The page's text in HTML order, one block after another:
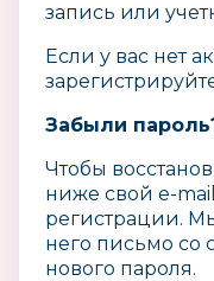
запись или
Если у вас нет
Забыли
Чтобы
ниже свой e-
регистрации.
него письмо со
нового пароля.